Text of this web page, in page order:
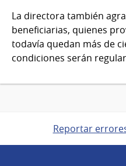
La directora también
beneficiarias, quienes
todavía quedan más de
condiciones serán
Reportar